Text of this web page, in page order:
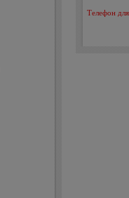
Телефон